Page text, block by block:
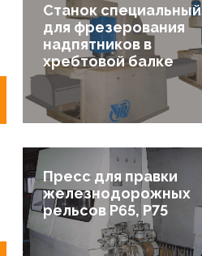
Станок специальный
для фрезерования
надпятников в
хребтовой балке
Пресс для правки
железнодорожных
рельсов Р65, Р75